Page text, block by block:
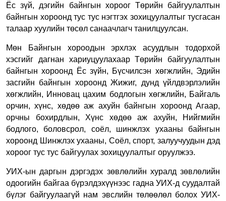
Ёс зүй, дэгийн байнгын хороог Төрийн байгуулалтын
байнгын хороонд тус тус нэгтгэх зохицуулалтыг тусгасан
талаар хуулийн төсөл санаачлагч танилцуулсан.
Мөн Байнгын хороодын эрхлэх асуудлын тодорхой
хэсгийг дагнан хариуцуулахаар Төрийн байгуулалтын
байнгын хороонд Ёс зүйн, Бүсчилсэн хөгжлийн, Эдийн
засгийн байнгын хороонд Жижиг, дунд үйлдвэрлэлийн
хөгжлийн, Инновац цахим бодлогын хөгжлийн, Байгаль
орчин, хүнс, хөдөө аж ахуйн байнгын хороонд Агаар,
орчны бохирдлын, Хүнс хөдөө аж ахуйн, Нийгмийн
бодлого, боловсрол, соёл, шинжлэх ухааны байнгын
хороонд Шинжлэх ухааны, Соёл, спорт, залуучуудын дэд
хороог тус тус байгуулах зохицуулалтыг оруулжээ.
УИХ-ын даргын дэргэдэх зөвлөлийн хуралд зөвлөлийн
одоогийн байгаа бүрэлдэхүүнээс гадна УИХ-д суудалтай
бүлэг байгуулаагүй нам эвслийн төлөөлөл болохУИХ-